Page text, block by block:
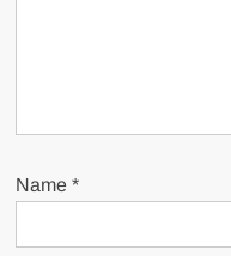
Name*